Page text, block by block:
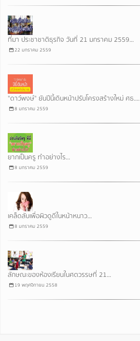
ที่มา ประชาชาติธุรกิจ วันที่ 21 มกราคม 2559...
22 มกราคม 2559
"ดาว์พงษ์" ยันปีนี้เดินหน้าปรับโครงสร้างใหม่ ศธ....
8 มกราคม 2559
ยากเป็นครู ทำอย่างไร...
8 มกราคม 2559
เคล็ดลับเพื่อผิวดูดีในหน้าหนาว...
8 มกราคม 2559
ลักษณะของห้องเรียนในศตวรรษที่ 21...
19 พฤศจิกายน 2558